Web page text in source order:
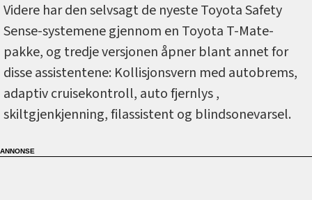
Videre har den selvsagt de nyeste Toyota Safety
Sense-systemene gjennom en Toyota T-Mate-
pakke, og tredje versjonen åpner blant annet for
disse assistentene: Kollisjonsvern med autobrems,
adaptiv cruisekontroll, auto fjernlys ,
skiltgjenkjenning, filassistent og blindsonevarsel.